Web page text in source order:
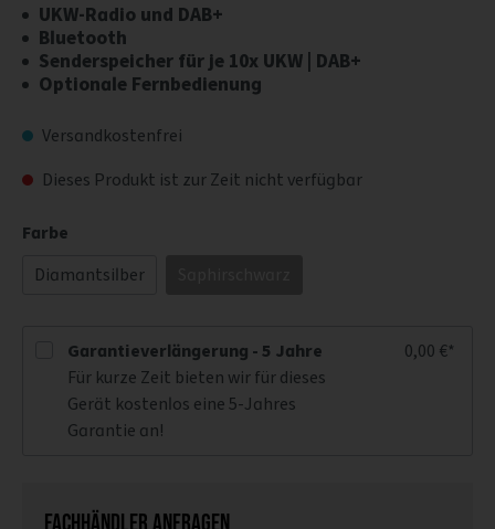
UKW-Radio und DAB+
Bluetooth
Senderspeicher für je 10x UKW | DAB+
Optionale Fernbedienung
Versandkostenfrei
Dieses Produkt ist zur Zeit nicht verfügbar
Farbe
Diamantsilber
Garantieverlängerung - 5 Jahre
Für kurze Zeit bieten wir für dieses
Gerät kostenlos eine 5-Jahres
Garantie an!
0,00 €*
Fachhändler anfragen